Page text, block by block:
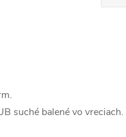
suché balené vo vreciach.